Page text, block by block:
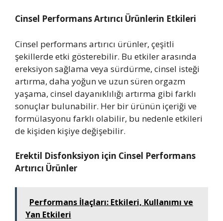
Cinsel Performans Artırıcı Ürünlerin Etkileri
Cinsel performans artırıcı ürünler, çeşitli
şekillerde etki gösterebilir. Bu etkiler arasında
ereksiyon sağlama veya sürdürme, cinsel isteği
artırma, daha yoğun ve uzun süren orgazm
yaşama, cinsel dayanıklılığı artırma gibi farklı
sonuçlar bulunabilir. Her bir ürünün içeriği ve
formülasyonu farklı olabilir, bu nedenle etkileri
de kişiden kişiye değişebilir.
Erektil Disfonksiyon için Cinsel Performans
Artırıcı Ürünler
Performans İlaçları: Etkileri, Kullanımı ve
Yan Etkileri